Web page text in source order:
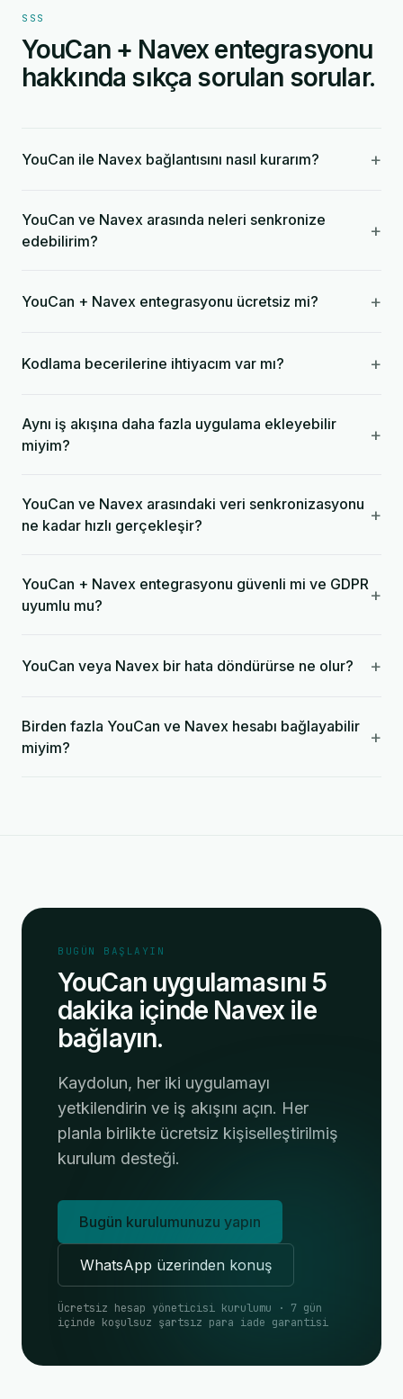
SSS
YouCan + Navex entegrasyonu
hakkında sıkça sorulan sorular.
YouCan ile Navex bağlantısını nasıl kurarım? +
YouCan ve Navex arasında neleri senkronize
edebilirim?
+
YouCan + Navex entegrasyonu ücretsiz mi? +
Kodlama becerilerine ihtiyacım var mı? +
Aynı iş akışına daha fazla uygulama ekleyebilir
miyim?
+
YouCan ve Navex arasındaki veri senkronizasyonu
ne kadar hızlı gerçekleşir?
+
YouCan + Navex entegrasyonu güvenli mi ve GDPR
uyumlu mu?
+
YouCan veya Navex bir hata döndürürse ne olur? +
Birden fazla YouCan ve Navex hesabı bağlayabilir
miyim?
+
BUGÜN BAŞLAYIN
YouCan uygulamasını 5
dakika içinde Navex ile
bağlayın.
Kaydolun, her iki uygulamayı
yetkilendirin ve iş akışını açın. Her
planla birlikte ücretsiz kişiselleştirilmiş
kurulum desteği.
Bugün kurulumunuzu yapın
WhatsApp üzerinden konuş
Ücretsiz hesap yöneticisi kurulumu · 7 gün
içinde koşulsuz şartsız para iade garantisi